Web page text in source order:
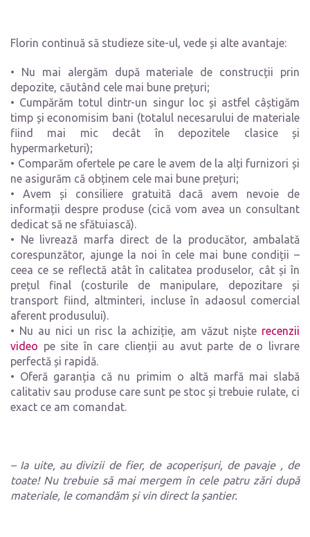
Florin continuă să studieze site-ul, vede și alte avantaje:
• Nu mai alergăm după materiale de construcții prin
depozite, căutând cele mai bune prețuri;
• Cumpărăm totul dintr-un singur loc și astfel câștigăm
timp și economisim bani (totalul necesarului de materiale
fiind mai mic decât în depozitele clasice și
hypermarketuri);
• Comparăm ofertele pe care le avem de la alți furnizori și
ne asigurăm că obținem cele mai bune prețuri;
• Avem și consiliere gratuită dacă avem nevoie de
informații despre produse (cică vom avea un consultant
dedicat să ne sfătuiască).
• Ne livrează marfa direct de la producător, ambalată
corespunzător, ajunge la noi în cele mai bune condiții –
ceea ce se reflectă atât în calitatea produselor, cât și în
prețul final (costurile de manipulare, depozitare și
transport fiind, altminteri, incluse în adaosul comercial
aferent produsului).
• Nu au nici un risc la achiziție, am văzut niște recenzii
video pe site în care clienții au avut parte de o livrare
perfectă și rapidă.
• Oferă garanția că nu primim o altă marfă mai slabă
calitativ sau produse care sunt pe stoc și trebuie rulate, ci
exact ce am comandat.
– Ia uite, au divizii de fier, de acoperișuri, de pavaje , de
toate! Nu trebuie să mai mergem în cele patru zări după
materiale, le comandăm și vin direct la șantier.